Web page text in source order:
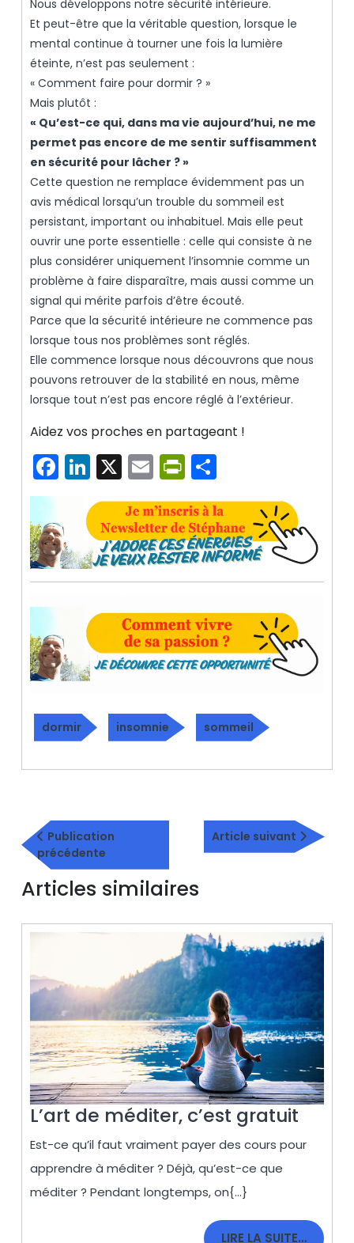
Nous développons notre sécurité intérieure.
Et peut-être que la véritable question, lorsque le
mental continue à tourner une fois la lumière
éteinte, n’est pas seulement :
« Comment faire pour dormir ? »
Mais plutôt :
« Qu’est-ce qui, dans ma vie aujourd’hui, ne me
permet pas encore de me sentir suffisamment
en sécurité pour lâcher ? »
Cette question ne remplace évidemment pas un
avis médical lorsqu’un trouble du sommeil est
persistant, important ou inhabituel. Mais elle peut
ouvrir une porte essentielle : celle qui consiste à ne
plus considérer uniquement l’insomnie comme un
problème à faire disparaître, mais aussi comme un
signal qui mérite parfois d’être écouté.
Parce que la sécurité intérieure ne commence pas
lorsque tous nos problèmes sont réglés.
Elle commence lorsque nous découvrons que nous
pouvons retrouver de la stabilité en nous, même
lorsque tout n’est pas encore réglé à l’extérieur.
Aidez vos proches en partageant !
Facebook
LinkedIn
X EmailPrintFriendly
dormir insomnie sommeil
Navigation
de
l’article
Publication
précédente
précédente
Article suivant
Article
suivant
Articles similaires
L’art de méditer, c’est gratuit
de
Est-ce qu’il faut vraiment payer des cours pour
apprendre à méditer ? Déjà, qu’est-ce que
méditer ? Pendant longtemps, on{...}
LIRE LA SUITE…LIRE